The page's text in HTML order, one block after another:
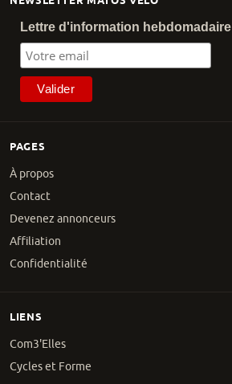
PAGES
À propos
Contact
Devenez annonceurs
Affiliation
Confidentialité
Lettre d'information hebdomadaire
LIENS
Com3'Elles
Cycles et Forme